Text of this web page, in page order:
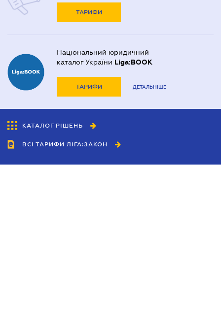
ТАРИФИ
Національний юридичний
каталог України Liga:BOOK
ТАРИФИ ДЕТАЛЬНІШЕ
КАТАЛОГ РІШЕНЬ
ВСІ ТАРИФИ ЛІГА:ЗАКОН